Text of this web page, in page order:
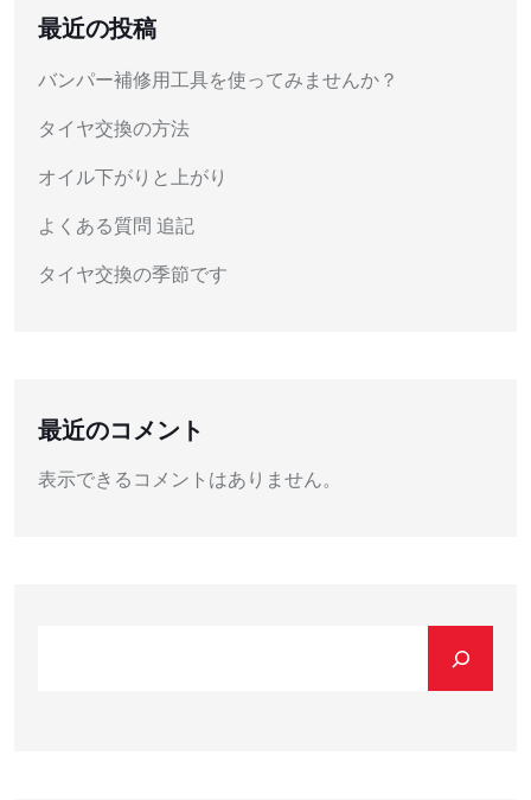
最近の投稿
バンパー補修用工具を使ってみませんか？
タイヤ交換の方法
オイル下がりと上がり
よくある質問 追記
タイヤ交換の季節です
最近のコメント
表示できるコメントはありません。